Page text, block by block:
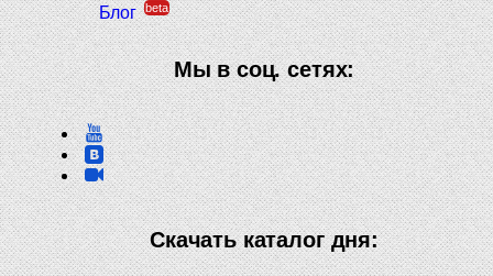
Блог beta
Мы в соц. сетях:
Скачать каталог дня: